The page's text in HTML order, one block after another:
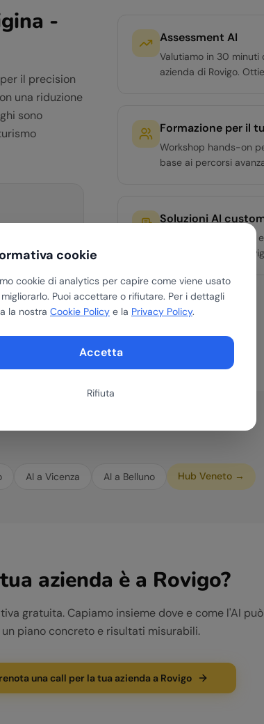
cookie
cookie di analytics per capire come viene usato
Puoi accettare o rifiutare. Per i dettagli
la nostra Cookie Policy e la Privacy Policy.
Accetta
Rifiuta
-
il precision
una riduzione
sono
Assessment AI
Valutiamo in 30 minuti
azienda di Rovigo.
Formazione per il
Workshop hands-on
base ai percorsi
Soluzioni AI
Sviluppiamo agenti
di ogni azienda di
AI a Vicenza AI a Belluno Hub Veneto →
azienda è a Rovigo?
gratuita. Capiamo insieme dove e come l'AI
un piano concreto e risultati misurabili.
una call per la tua azienda a Rovigo